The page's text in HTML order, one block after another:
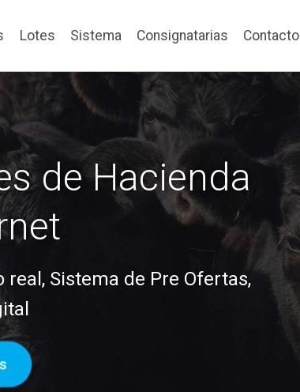
Lotes Sistema Consignatarias Contacto
de Hacienda
Sistema de Pre Ofertas,